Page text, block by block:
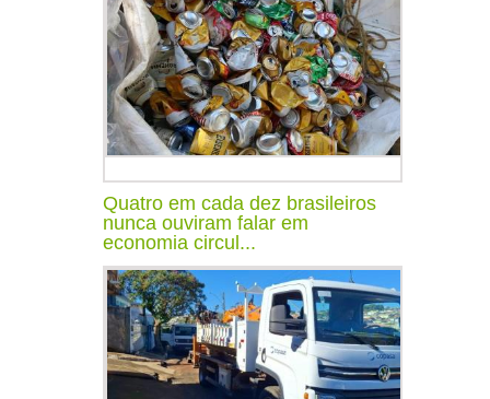
Quatro em cada dez brasileiros
nunca ouviram falar em
economia circul...